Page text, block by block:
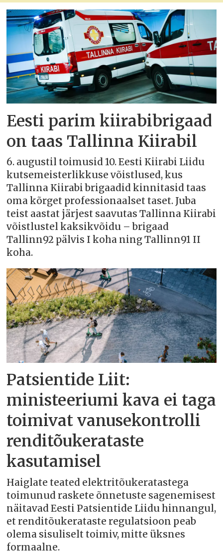
Eesti parim kiirabibrigaad
on taas Tallinna Kiirabil
6. augustil toimusid 10. Eesti Kiirabi Liidu
kutsemeisterlikkuse võistlused, kus
Tallinna Kiirabi brigaadid kinnitasid taas
oma kõrget professionaalset taset. Juba
teist aastat järjest saavutas Tallinna Kiirabi
võistlustel kaksikvõidu – brigaad
Tallinn92 pälvis I koha ning Tallinn91 II
koha.
Patsientide Liit:
ministeeriumi kava ei taga
toimivat vanusekontrolli
renditõukerataste
kasutamisel
Haiglate teated elektritõukeratastega
toimunud raskete õnnetuste sagenemisest
näitavad Eesti Patsientide Liidu hinnangul,
et renditõukerataste regulatsioon peab
olema sisuliselt toimiv, mitte üksnes
formaalne.